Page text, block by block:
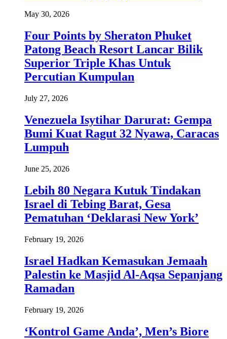
May 30, 2026
Four Points by Sheraton Phuket
Patong Beach Resort Lancar Bilik
Superior Triple Khas Untuk
Percutian Kumpulan
July 27, 2026
Venezuela Isytihar Darurat: Gempa
Bumi Kuat Ragut 32 Nyawa, Caracas
Lumpuh
June 25, 2026
Lebih 80 Negara Kutuk Tindakan
Israel di Tebing Barat, Gesa
Pematuhan ‘Deklarasi New York’
February 19, 2026
Israel Hadkan Kemasukan Jemaah
Palestin ke Masjid Al-Aqsa Sepanjang
Ramadan
February 19, 2026
‘Kontrol Game Anda’, Men’s Biore